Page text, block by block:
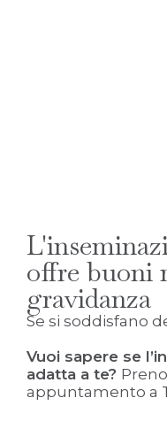
offre buoni
gravidanza
Se si soddisfano
Vuoi sapere se
adatta a te?
appuntamento a